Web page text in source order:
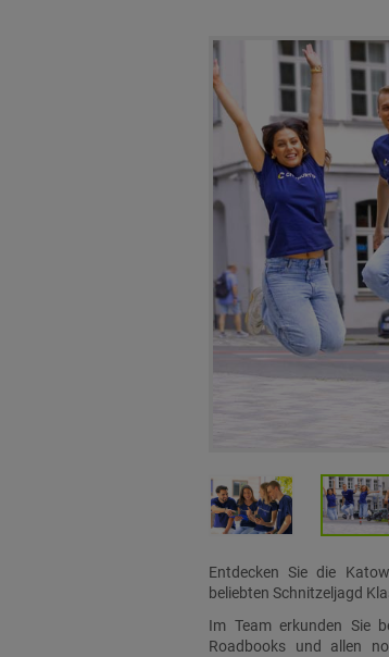
Entdecken Sie die
beliebten Schnitzeljagd
Im Team erkunden Sie
Roadbooks und allen